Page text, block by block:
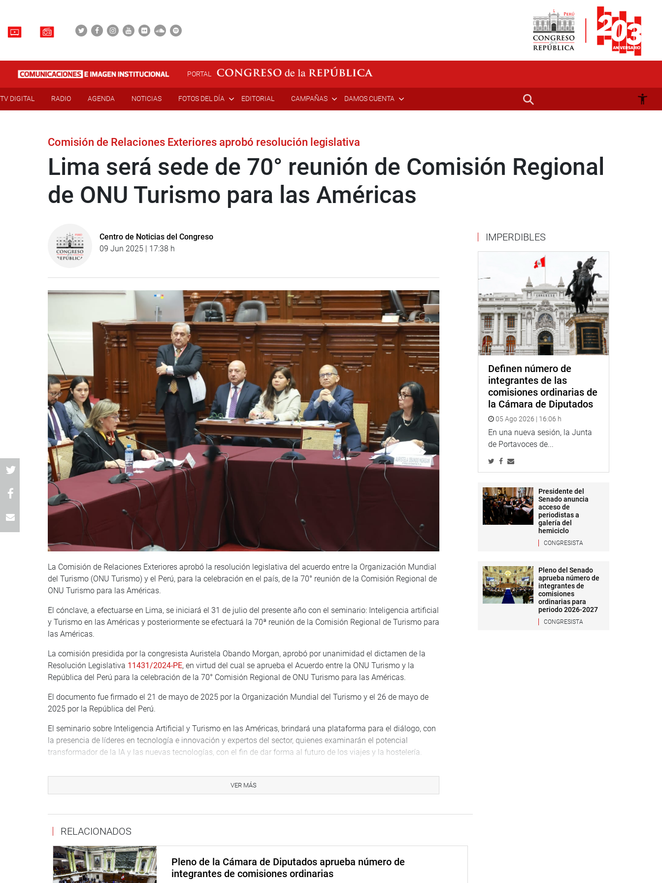
PORTAL
TV DIGITAL RADIO AGENDA NOTICIAS FOTOS DEL DÍA EDITORIAL CAMPAÑAS DAMOS CUENTA
Comisión de Relaciones Exteriores aprobó resolución legislativa
Lima será sede de 70° reunión de Comisión Regional
de ONU Turismo para las Américas
Centro de Noticias del Congreso
09 Jun 2025 | 17:38 h
La Comisión de Relaciones Exteriores aprobó la resolución legislativa del acuerdo entre la Organización Mundial
del Turismo (ONU Turismo) y el Perú, para la celebración en el país, de la 70° reunión de la Comisión Regional de
ONU Turismo para las Américas.
El cónclave, a efectuarse en Lima, se iniciará el 31 de julio del presente año con el seminario: Inteligencia artificial
y Turismo en las Américas y posteriormente se efectuará la 70ª reunión de la Comisión Regional de Turismo para
las Américas.
La comisión presidida por la congresista Auristela Obando Morgan, aprobó por unanimidad el dictamen de la
Resolución Legislativa 11431/2024-PE, en virtud del cual se aprueba el Acuerdo entre la ONU Turismo y la
República del Perú para la celebración de la 70° Comisión Regional de ONU Turismo para las Américas.
El documento fue firmado el 21 de mayo de 2025 por la Organización Mundial del Turismo y el 26 de mayo de
2025 por la República del Perú.
El seminario sobre Inteligencia Artificial y Turismo en las Américas, brindará una plataforma para el diálogo, con
la presencia de líderes en tecnología e innovación y expertos del sector, quienes examinarán el potencial
transformador de la IA y las nuevas tecnologías, con el fin de dar forma al futuro de los viajes y la hostelería.
que el 30 de julio llegarán los delegados de los países miembros e invitados de alianzas europeas, CAF,
Microsoft, Google y el Centro de Inteligencia Artificial.
Sostuvo que de esta forma se fortalecerán los vínculos de cooperación en el ámbito turístico. Se emitirá la
Declaración de Lima para fortalecer a la región de las Américas en el mundo, afirmó.
CLAUSURA DE SESIONES PERIODO
Con la presente sesión la Comisión de Relaciones Exteriores clausuró sus actividades del periodo legislativo
2024-2025.
VER MÁS
RELACIONADOS
Pleno de la Cámara de Diputados aprueba número de
integrantes de comisiones ordinarias
IMPERDIBLES
Definen número de
integrantes de las
comisiones ordinarias de
la Cámara de Diputados
05 Ago 2026 | 16:06 h
En una nueva sesión, la Junta
de Portavoces de...
Presidente del
Senado anuncia
acceso de
periodistas a
galería del
hemiciclo
CONGRESISTA
Pleno del Senado
aprueba número de
integrantes de
comisiones
ordinarias para
periodo 2026-2027
CONGRESISTA